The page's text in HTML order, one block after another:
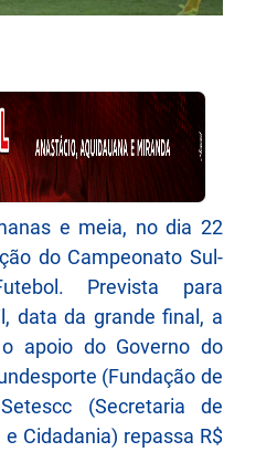
e meia, no dia 22
do Campeonato Sul-
Prevista para
data da grande final, a
apoio do Governo do
(Fundação de
(Secretaria de
Cidadania) repassa R$